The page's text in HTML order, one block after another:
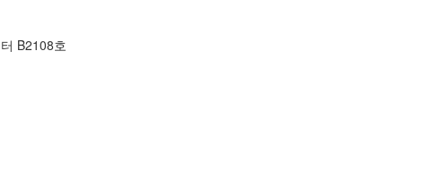
B2108호